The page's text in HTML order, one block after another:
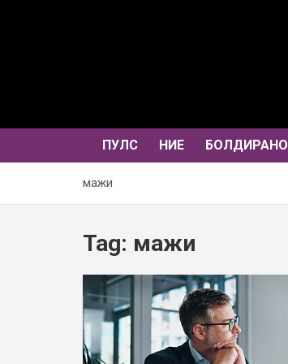
ПУЛС НИЕ БОЛДИРАНО
мажи
Tag: мажи